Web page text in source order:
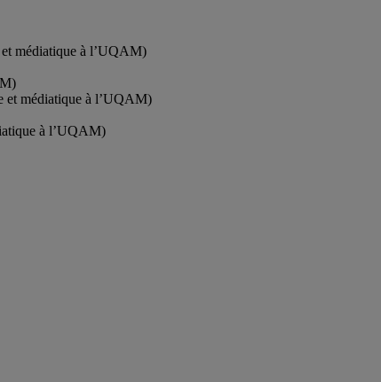
médiatique à l’UQAM)
et médiatique à l’UQAM)
à l’UQAM)